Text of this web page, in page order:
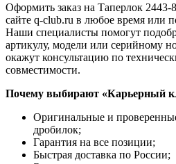
Оформить заказ на Таперлок
сайте q-club.ru в любое время или
Наши специалисты помогут
артикулу, модели или серийному
окажут консультацию по
совместимости.
Почему выбирают «Карьерный
Оригинальные и
дробилок;
Гарантия на все позиции;
Быстрая доставка по России;